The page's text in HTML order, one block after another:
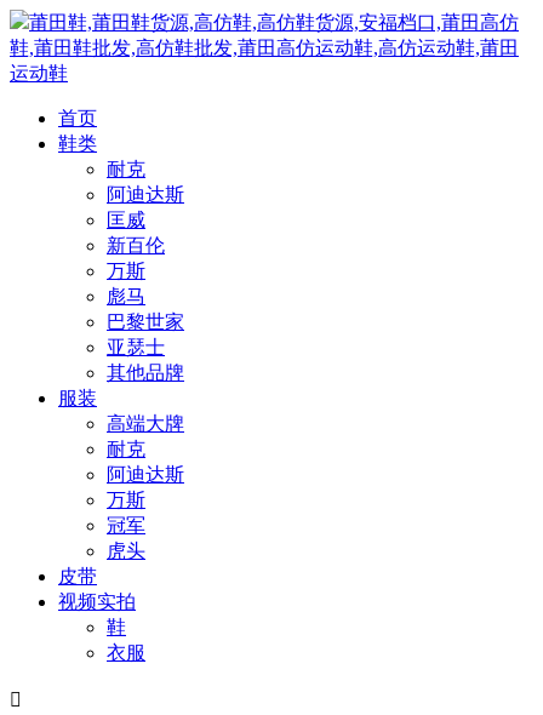
莆田鞋,莆田鞋货源,高仿鞋,高仿鞋货源,安福档口,莆田高仿
鞋,莆田鞋批发,高仿鞋批发,莆田高仿运动鞋,高仿运动鞋,莆田
运动鞋
首页
鞋类
耐克
阿迪达斯
匡威
新百伦
万斯
彪马
巴黎世家
亚瑟士
其他品牌
服装
高端大牌
耐克
阿迪达斯
万斯
冠军
虎头
皮带
视频实拍
鞋
衣服
